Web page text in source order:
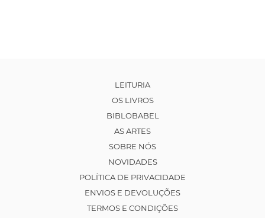
LEITURIA
OS LIVROS
BIBLOBABEL
AS ARTES
SOBRE NÓS
NOVIDADES
POLÍTICA DE PRIVACIDADE
ENVIOS E DEVOLUÇÕES
TERMOS E CONDIÇÕES